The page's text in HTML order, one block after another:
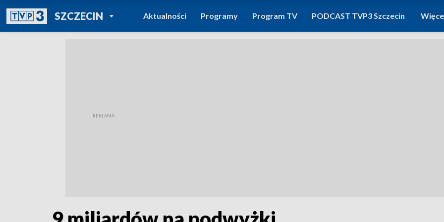
SZCZECINPOWRÓT DO
TVP REGIONY
Aktualności Programy Program TV PODCAST TVP3 Szczecin